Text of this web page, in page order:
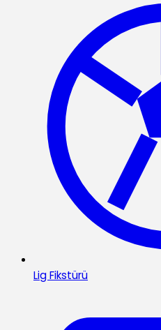
Lig Fikstürü